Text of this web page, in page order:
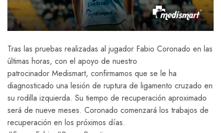
Tras las pruebas realizadas al jugador Fabio Coronado en las
últimas horas, con el apoyo de nuestro
patrocinador Medismart, confirmamos que se le ha
diagnosticado una lesión de ruptura de ligamento cruzado en
su rodilla izquierda. Su tiempo de recuperación aproximado
será de nueve meses. Coronado comenzará los trabajos de
recuperación en los próximos días.